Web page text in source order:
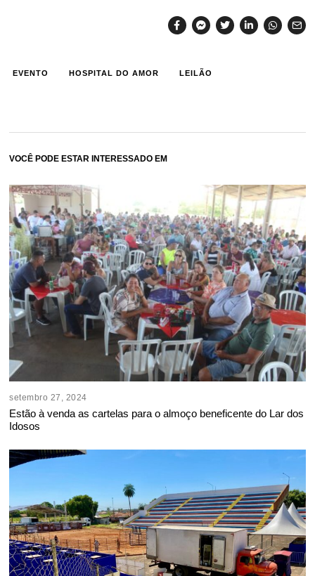
EVENTO HOSPITAL DO AMOR LEILÃO
VOCÊ PODE ESTAR INTERESSADO EM
setembro 27, 2024
Estão à venda as cartelas para o almoço beneficente do Lar dos
Idosos